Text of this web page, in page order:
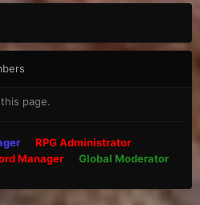
page.
RPG Administrator
Manager
Global Moderator